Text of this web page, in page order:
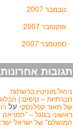
נובמבר 2007
אוקטובר 2007
ספטמבר 2007
תגובות אחרונות
ניהול מוניטין ברשתות
חברתיות – טיפים | הבלוג
של מאור קפלנסקיעל
ראשוני בגוגל – "המראה
המושלם" של ישראל